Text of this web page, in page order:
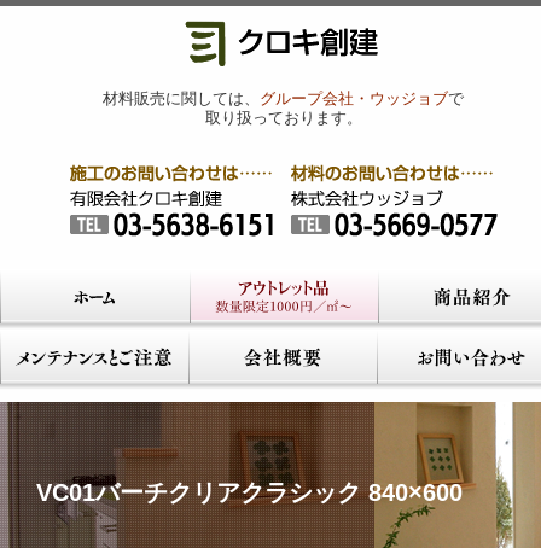
材料販売に関しては、 グループ会社・ウッジョブで
取り扱っております。
VC01バーチクリアクラシック 840×600